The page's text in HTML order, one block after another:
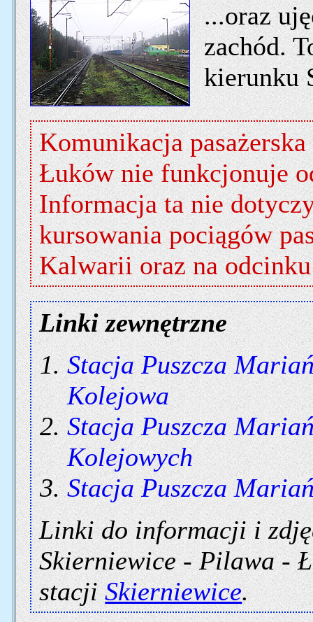
...oraz
zachód.
kierunku
Komunikacja
Łuków nie funkcjonuje
Informacja ta nie
kursowania pociągów
Kalwarii oraz na
Linki zewnętrzne
Stacja Puszcza
Kolejowa
Stacja Puszcza
Kolejowych
Stacja Puszcza
Linki do informacji i
Skierniewice - Pilawa -
stacjiSkierniewice.